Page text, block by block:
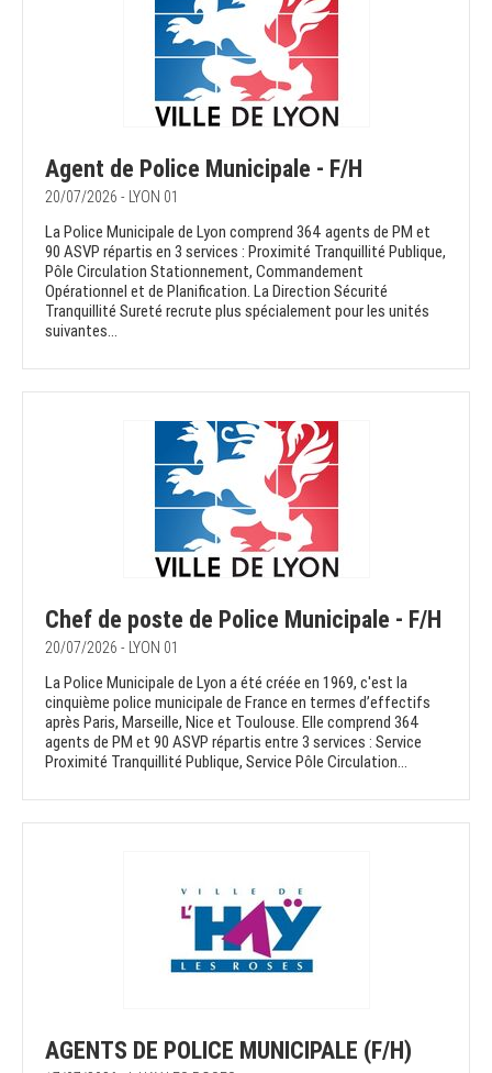
Agent de Police Municipale - F/H
20/07/2026 - LYON 01
La Police Municipale de Lyon comprend 364 agents de PM et
90 ASVP répartis en 3 services : Proximité Tranquillité Publique,
Pôle Circulation Stationnement, Commandement
Opérationnel et de Planification. La Direction Sécurité
Tranquillité Sureté recrute plus spécialement pour les unités
suivantes...
Chef de poste de Police Municipale - F/H
20/07/2026 - LYON 01
La Police Municipale de Lyon a été créée en 1969, c'est la
cinquième police municipale de France en termes d’effectifs
après Paris, Marseille, Nice et Toulouse. Elle comprend 364
agents de PM et 90 ASVP répartis entre 3 services : Service
Proximité Tranquillité Publique, Service Pôle Circulation...
AGENTS DE POLICE MUNICIPALE (F/H)